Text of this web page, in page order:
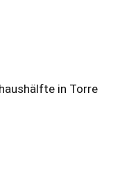
in Torre